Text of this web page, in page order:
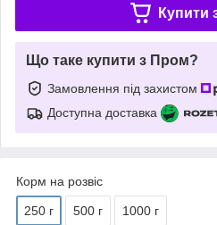
Купити
Що таке купити з Пром?
Замовлення під захистом
Доступна доставка
Корм на розвіс
250 г 500 г 1000 г